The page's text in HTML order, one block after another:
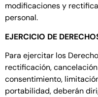
modificaciones y
personal.
EJERCICIO DE
Para ejercitar los
rectificación,
consentimiento,
portabilidad, deberán